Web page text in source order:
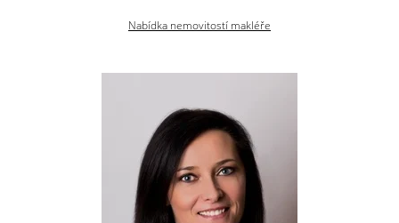
Nabídka nemovitostí makléře